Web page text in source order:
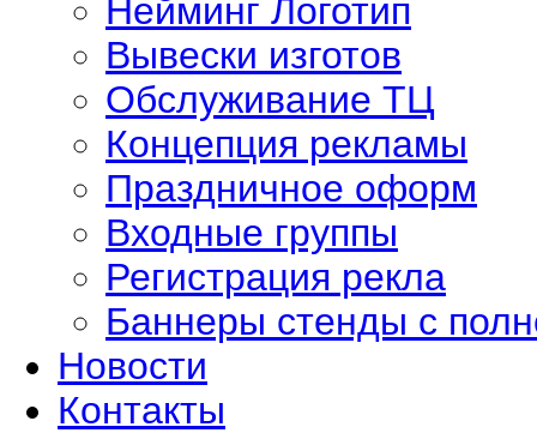
Нейминг Логотип
Вывески изготов
Обслуживание ТЦ
Концепция рекламы
Праздничное оформ
Входные группы
Регистрация рекла
Баннеры стенды с
Новости
Контакты